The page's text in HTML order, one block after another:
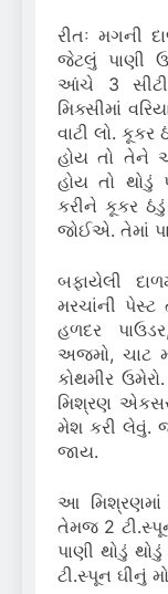
રીતઃ મગની
જેટલું પાણી
આંચે 3
મિક્સીમાં
વાટી લો.
હોય તો તેને
હોય તો થોડું
કરીને કૂકર ઠંડું
જોઈએ. તેમાં
બફાયેલી
મરચાંની
હળદર
અજમો, ચાટ
કોથમીર
મિશ્રણ
મેશ કરી લેવું.
જાય.
આ મિશ્રણમાં
તેમજ 2
પાણી થોડું
ટી.સ્પૂન ઘીનું